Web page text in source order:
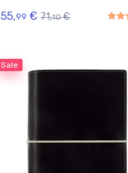
55,99 € 71,10 €
Sale